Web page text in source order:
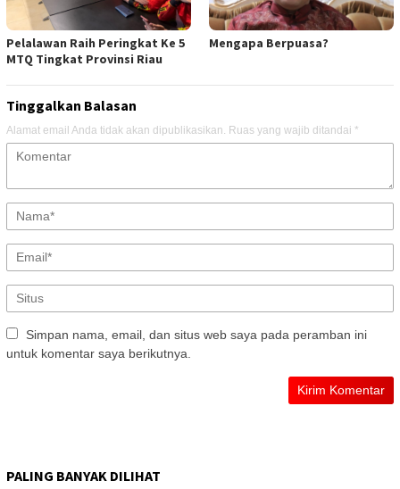
Pelalawan Raih Peringkat Ke 5
MTQ Tingkat Provinsi Riau
Mengapa Berpuasa?
Tinggalkan Balasan
Alamat email Anda tidak akan dipublikasikan. Ruas yang wajib ditandai *
Simpan nama, email, dan situs web saya pada peramban ini
untuk komentar saya berikutnya.
PALING BANYAK DILIHAT